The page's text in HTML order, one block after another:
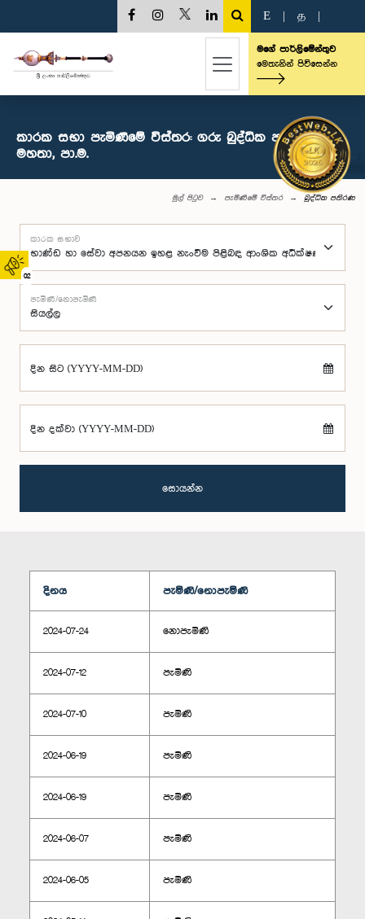
02
E த
මගේ පාර්ලිමේන්තුව
මෙතැනින් පිවිසෙන්න
කාරක සභා පැමිණීමේ විස්තර: ගරු බුද්ධික පතිරණ
මහතා, පා.ම.
මුල් පිටුව පැමිණීමේ විස්තර බුද්ධික පතිරණ
කාරක සභාව
පැමිණි/නොපැමිණි
දින සිට (YYYY-MM-DD)
දින දක්වා (YYYY-MM-DD)
සොයන්න
දිනය පැමිණි/නොපැමිණි
2024-07-24 නොපැමිණි
2024-07-12 පැමිණි
2024-07-10 පැමිණි
2024-06-19 පැමිණි
2024-06-19 පැමිණි
2024-06-07 පැමිණි
2024-06-05 පැමිණි